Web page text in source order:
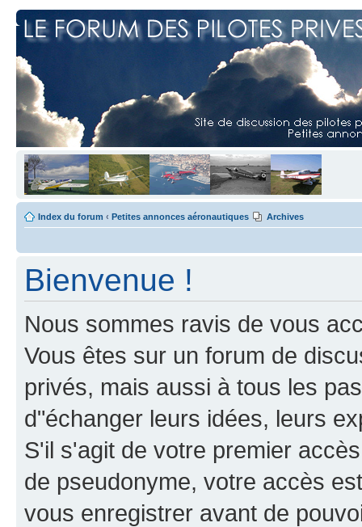
Index du forum ‹ Petites annonces aéronautiques Archives
Bienvenue !
Nous sommes ravis de vous
Vous êtes sur un forum de
privés, mais aussi à tous les
d"échanger leurs idées, leurs
S'il s'agit de votre premier
de pseudonyme, votre accès
vous enregistrer avant de